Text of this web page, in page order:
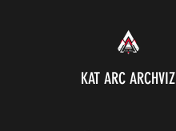
KAT ARC ARCHVIZ